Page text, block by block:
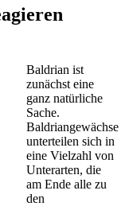
Baldrian ist
zunächst eine
ganz natürliche
Sache.
Baldriangewächse
unterteilen sich in
eine Vielzahl von
Unterarten, die
am Ende alle zu
den